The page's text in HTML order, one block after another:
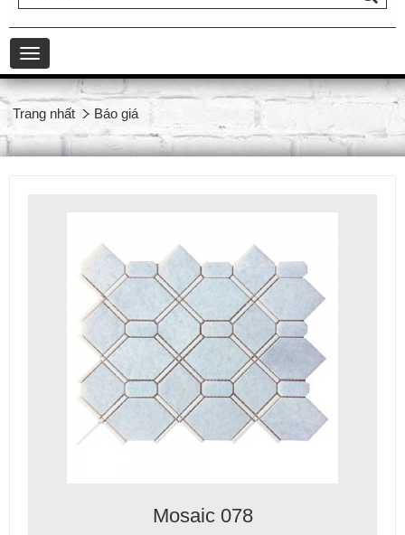
Toggle
navigation
Trang nhất Báo giá
Mosaic 078